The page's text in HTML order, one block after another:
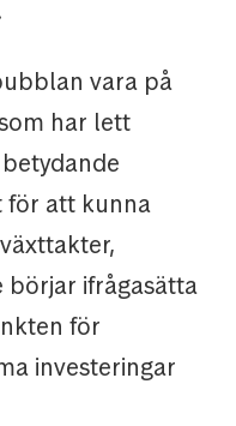
vara på
har lett
för att kunna
börjar ifrågasätta
för
investeringar